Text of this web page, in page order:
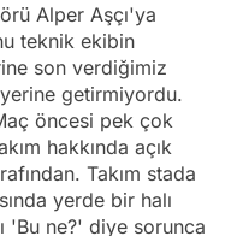
Alper Aşçı'ya
teknik ekibin
son verdiğimiz
getirmiyordu.
öncesi pek çok
hakkında açık
Takım stada
yerde bir halı
'Bu ne?' diye sorunca